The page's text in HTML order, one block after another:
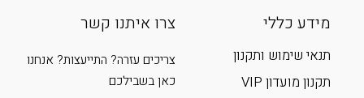
מידע כללי
תנאי שימוש ותקנון
תקנון מועדון VIP
צרו איתנו קשר
צריכים עזרה? התייעצות? אנחנו
כאן בשבילכם